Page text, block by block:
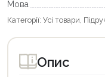
Мова
Категорії: Усі товари
Опис